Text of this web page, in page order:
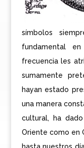
símbolos
fundamental
frecuencia les
sumamente
hayan estado
una manera
cultural, ha
Oriente como en